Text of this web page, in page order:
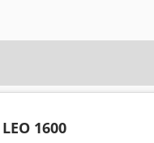
LEO 1600